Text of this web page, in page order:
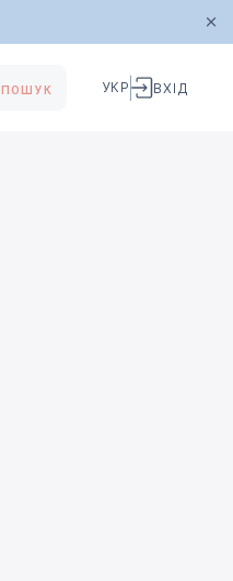
ПОШУК УКР ВХІД